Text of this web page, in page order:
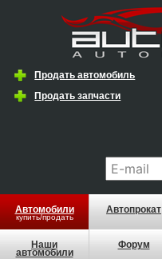
Продать автомобиль
Продать запчасти
Автомобили
купить/продать
Автопрокат
Наши
автомобили
Форум